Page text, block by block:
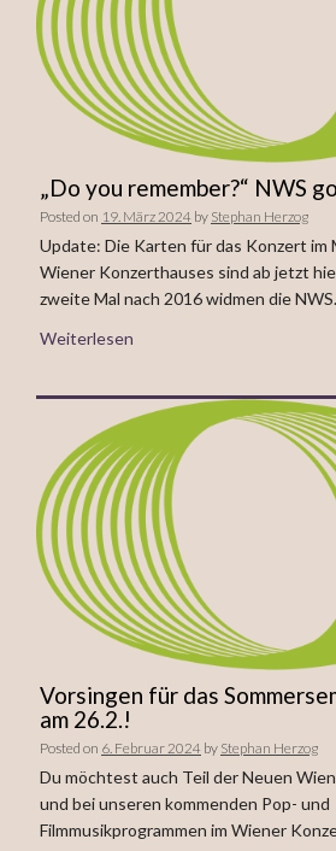
„Do you remember?“ NWS
Posted on 19. März 2024 by Stephan Herzog
Update: Die Karten für das Konzert im
Wiener Konzerthauses sind ab jetzt
zweite Mal nach 2016 widmen die
Weiterlesen
Vorsingen für das
am 26.2.!
Posted on 6. Februar 2024 by Stephan Herzog
Du möchtest auch Teil der Neuen
und bei unseren kommenden Pop- und
Filmmusikprogrammen im Wiener